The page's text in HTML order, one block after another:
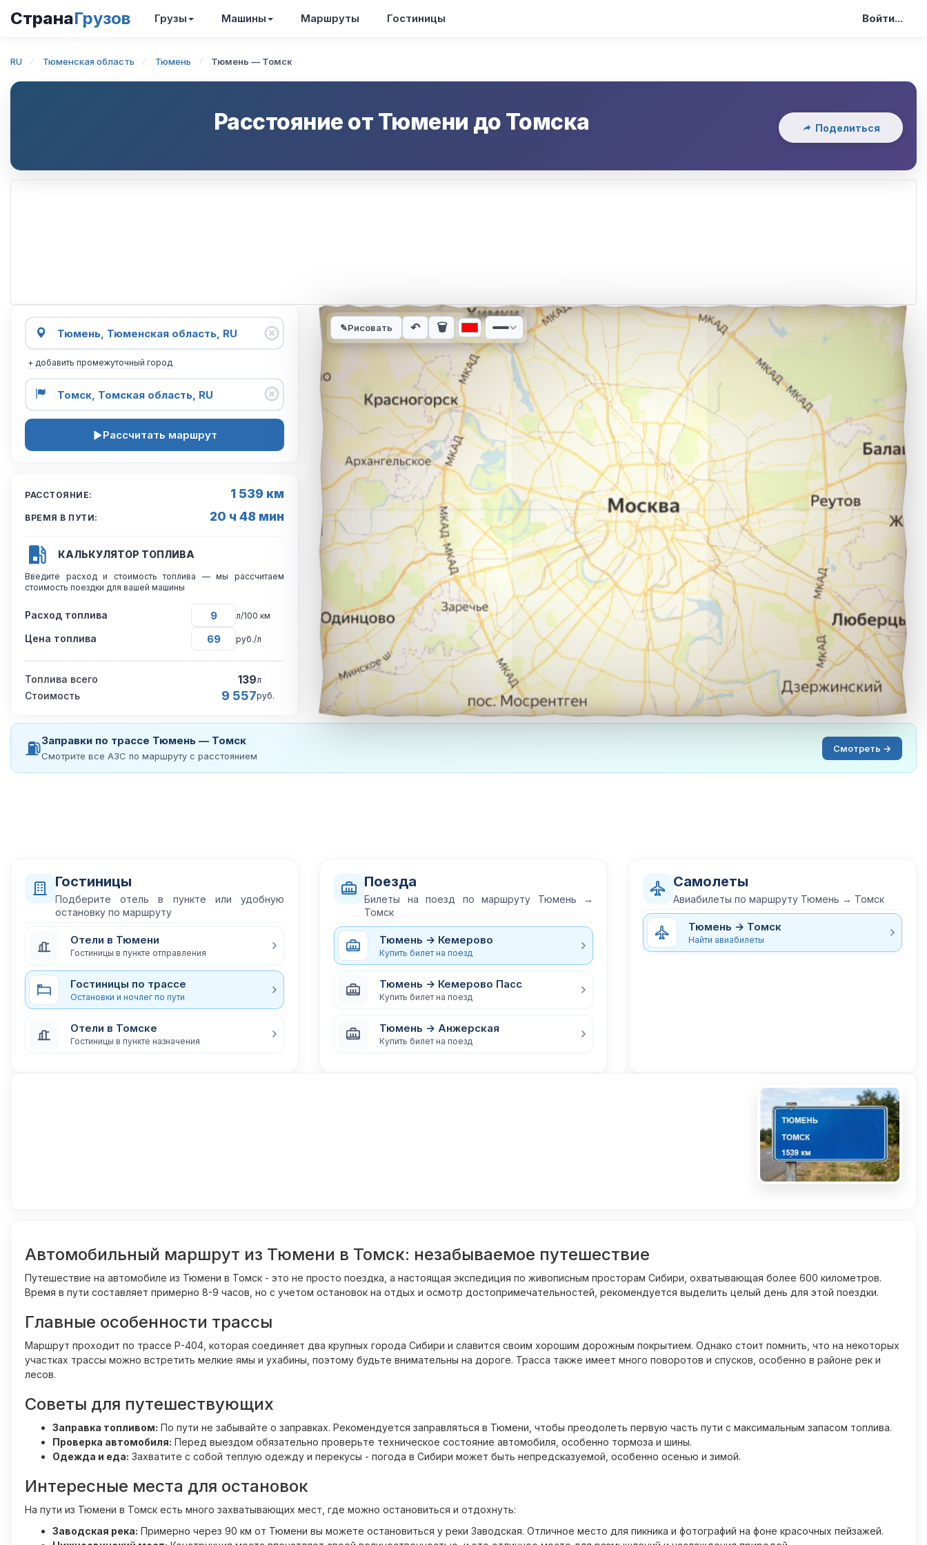
СтранаГрузов Грузы Машины Маршруты Гостиницы Войти...
RU Тюменская область Тюмень Тюмень — Томск
Расстояние от Тюмени до Томска Поделиться
+ добавить промежуточный город
Рассчитать маршрут
РАССТОЯНИЕ: 1 539 км
ВРЕМЯ В ПУТИ: 20 ч 48 мин
КАЛЬКУЛЯТОР ТОПЛИВА
Введите расход и стоимость топлива — мы рассчитаем
стоимость поездки для вашей машины
Расход топлива л/100 км
Цена топлива руб./л
Топлива всего 139л
Стоимость 9 557руб.
Интерактивная карта автомобильного маршрута из города Тюмень в город Томск.
✎Рисовать ↶ 🗑
⛽Заправки по трассе Тюмень — Томск
Смотрите все АЗС по маршруту с расстоянием
Смотреть →
Гостиницы
Подберите отель в пункте или удобную
остановку по маршруту
Отели в Тюмени
Гостиницы в пункте отправления
Гостиницы по трассе
Остановки и ночлег по пути
Отели в Томске
Гостиницы в пункте назначения
Поезда
Билеты на поезд по маршруту Тюмень →
Томск
Тюмень → Кемерово
Купить билет на поезд
Тюмень → Кемерово Пасс
Купить билет на поезд
Тюмень → Анжерская
Купить билет на поезд
Самолеты
Авиабилеты по маршруту Тюмень → Томск
Тюмень → Томск
Найти авиабилеты
Автомобильный маршрут из Тюмени в Томск: незабываемое путешествие
Путешествие на автомобиле из Тюмени в Томск - это не просто поездка, а настоящая экспедиция по живописным просторам Сибири, охватывающая более 600 километров.
Время в пути составляет примерно 8-9 часов, но с учетом остановок на отдых и осмотр достопримечательностей, рекомендуется выделить целый день для этой поездки.
Главные особенности трассы
Маршрут проходит по трассе Р-404, которая соединяет два крупных города Сибири и славится своим хорошим дорожным покрытием. Однако стоит помнить, что на некоторых
участках трассы можно встретить мелкие ямы и ухабины, поэтому будьте внимательны на дороге. Трасса также имеет много поворотов и спусков, особенно в районе рек и
лесов.
Советы для путешествующих
Заправка топливом: По пути не забывайте о заправках. Рекомендуется заправляться в Тюмени, чтобы преодолеть первую часть пути с максимальным запасом топлива.
Проверка автомобиля: Перед выездом обязательно проверьте техническое состояние автомобиля, особенно тормоза и шины.
Одежда и еда: Захватите с собой теплую одежду и перекусы - погода в Сибири может быть непредсказуемой, особенно осенью и зимой.
Интересные места для остановок
На пути из Тюмени в Томск есть много захватывающих мест, где можно остановиться и отдохнуть:
Заводская река: Примерно через 90 км от Тюмени вы можете остановиться у реки Заводская. Отличное место для пикника и фотографий на фоне красочных пейзажей.